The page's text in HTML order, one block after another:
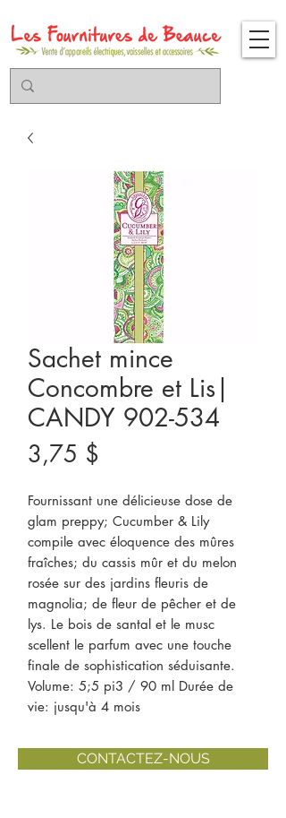
Sachet mince
Concombre et Lis|
CANDY 902-534
3,75 $
Fournissant une délicieuse dose de
glam preppy; Cucumber & Lily
compile avec éloquence des mûres
fraîches; du cassis mûr et du melon
rosée sur des jardins fleuris de
magnolia; de fleur de pêcher et de
lys. Le bois de santal et le musc
scellent le parfum avec une touche
finale de sophistication séduisante.
Volume: 5;5 pi3 / 90 ml Durée de
vie: jusqu'à 4 mois
CONTACTEZ-NOUS